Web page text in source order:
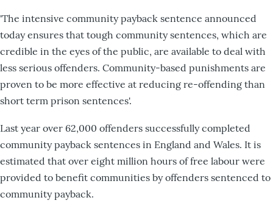
'The intensive community payback sentence announced
today ensures that tough community sentences, which are
credible in the eyes of the public, are available to deal with
less serious offenders. Community-based punishments are
proven to be more effective at reducing re-offending than
short term prison sentences'.
Last year over 62,000 offenders successfully completed
community payback sentences in England and Wales. It is
estimated that over eight million hours of free labour were
provided to benefit communities by offenders sentenced to
community payback.